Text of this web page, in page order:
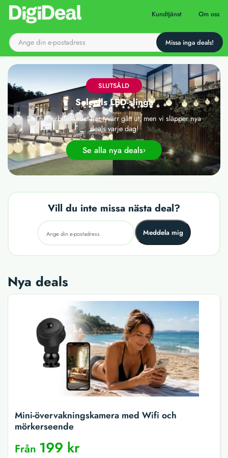
Till startsidan Kundtjänst Om oss
SLUTSÅLD
Solcells LED-slinga
Det här erbjudandet har tyvärr gått ut, men vi släpper nya
deals varje dag!
Se alla nya deals
Vill du inte missa nästa deal?
Meddela mig
Nya deals
Mini-övervakningskamera med Wifi och
mörkerseende
Från 199 kr